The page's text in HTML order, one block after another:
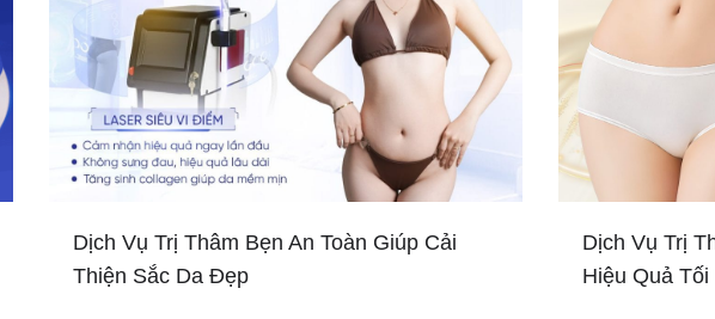
Dịch Vụ Trị Thâm Bẹn An Toàn Giúp Cải
Thiện Sắc Da Đẹp
Dịch Vụ Trị
Hiệu Quả Tối